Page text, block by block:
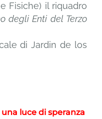
Fisiche) il riquadro
degli Enti del Terzo
di Jardin de los
luce di speranza